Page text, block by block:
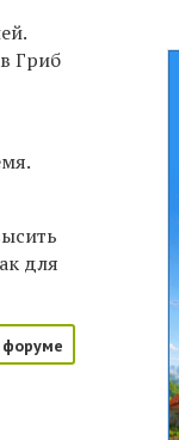
Гриб
для
форуме